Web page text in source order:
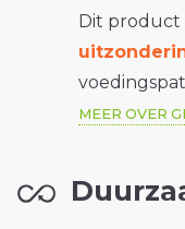
Dit product
MEER OVER